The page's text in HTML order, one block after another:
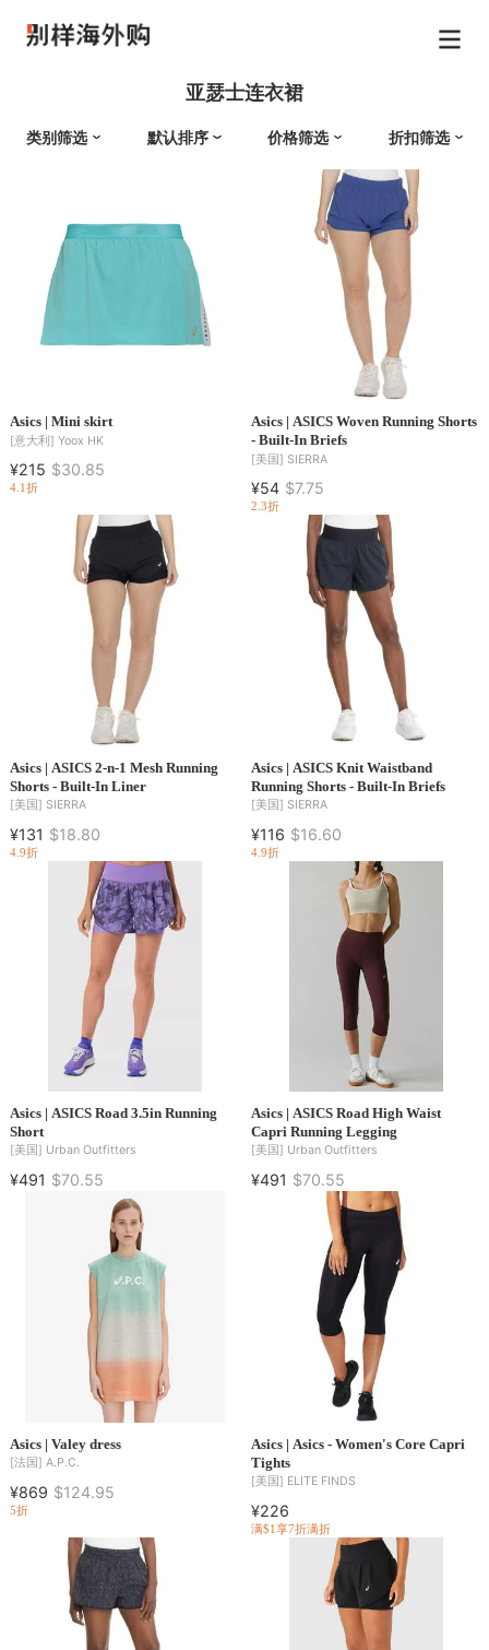
亚瑟士连衣裙
类别筛选 默认排序 价格筛选 折扣筛选
Asics | Mini skirt
[意大利] Yoox HK
¥215 $30.85
4.1折
Asics | ASICS Woven Running Shorts
- Built-In Briefs
[美国] SIERRA
¥54 $7.75
2.3折
Asics | ASICS 2-n-1 Mesh Running
Shorts - Built-In Liner
[美国] SIERRA
¥131 $18.80
4.9折
Asics | ASICS Knit Waistband
Running Shorts - Built-In Briefs
[美国] SIERRA
¥116 $16.60
4.9折
Asics | ASICS Road 3.5in Running
Short
[美国] Urban Outfitters
¥491 $70.55
Asics | ASICS Road High Waist
Capri Running Legging
[美国] Urban Outfitters
¥491 $70.55
Asics | Valey dress
[法国] A.P.C.
¥869 $124.95
5折
Asics | Asics - Women's Core Capri
Tights
[美国] ELITE FINDS
¥226
满$1享7折满折